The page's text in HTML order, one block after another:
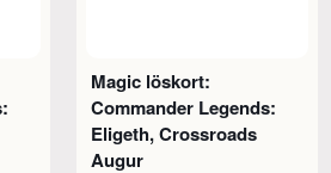
Magic löskort:
Commander Legends:
Eligeth, Crossroads
Augur